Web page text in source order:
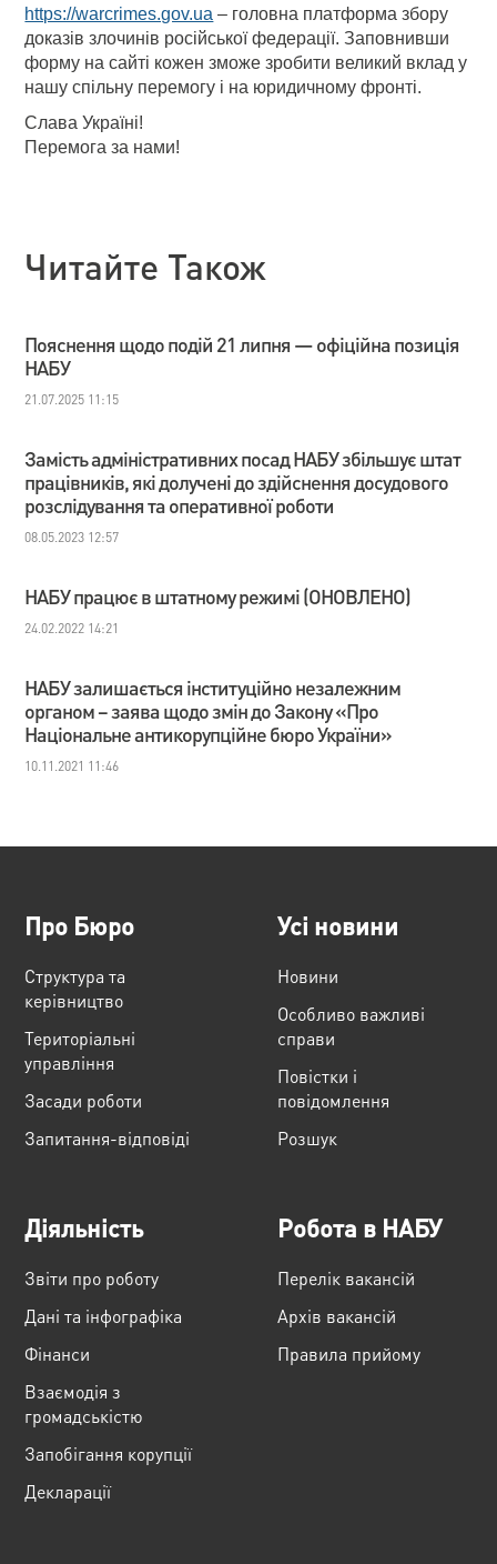
https://warcrimes.gov.ua – головна платформа збору
доказів злочинів російської федерації. Заповнивши
форму на сайті кожен зможе зробити великий вклад у
нашу спільну перемогу і на юридичному фронті.
Слава Україні!
Перемога за нами!
Читайте Також
Пояснення щодо подій 21 липня — офіційна позиція
НАБУ
21.07.2025 11:15
Замість адміністративних посад НАБУ збільшує штат
працівників, які долучені до здійснення досудового
розслідування та оперативної роботи
08.05.2023 12:57
НАБУ працює в штатному режимі (ОНОВЛЕНО)
24.02.2022 14:21
НАБУ залишається інституційно незалежним
органом – заява щодо змін до Закону «Про
Національне антикорупційне бюро України»
10.11.2021 11:46
Про Бюро
Структура та
керівництво
Територіальні
управління
Засади роботи
Запитання-відповіді
Усі новини
Новини
Особливо важливі
справи
Повістки і
повідомлення
Розшук
Діяльність
Звіти про роботу
Дані та інфографіка
Фінанси
Взаємодія з
громадськістю
Запобігання корупції
Декларації
Робота в НАБУ
Перелік вакансій
Архів вакансій
Правила прийому